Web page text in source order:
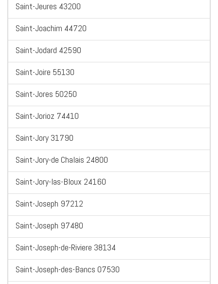
Saint-Jeures 43200
Saint-Joachim 44720
Saint-Jodard 42590
Saint-Joire 55130
Saint-Jores 50250
Saint-Jorioz 74410
Saint-Jory 31790
Saint-Jory-de Chalais 24800
Saint-Jory-las-Bloux 24160
Saint-Joseph 97212
Saint-Joseph 97480
Saint-Joseph-de-Riviere 38134
Saint-Joseph-des-Bancs 07530